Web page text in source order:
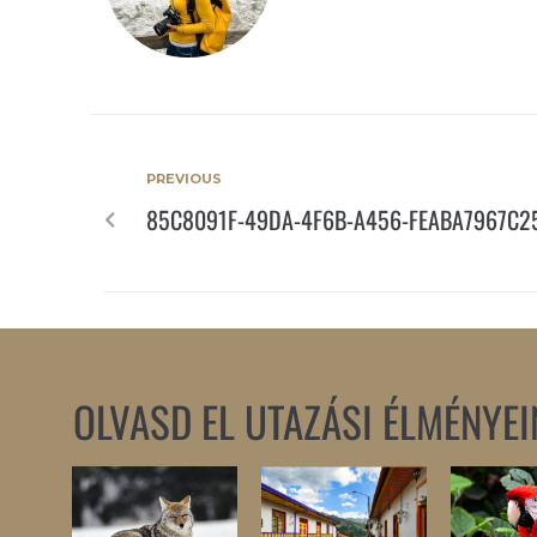
PREVIOUS
85C8091F-49DA-4F6B-A456-
OLVASD EL UTAZÁSI